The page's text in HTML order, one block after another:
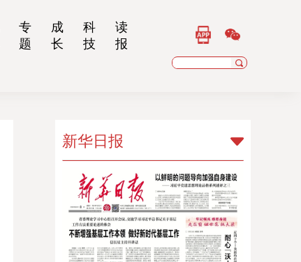
专
题
成
长
科
技
读
报
新华日报
新华日报
扬子晚报
乡村干部报
南京晨报